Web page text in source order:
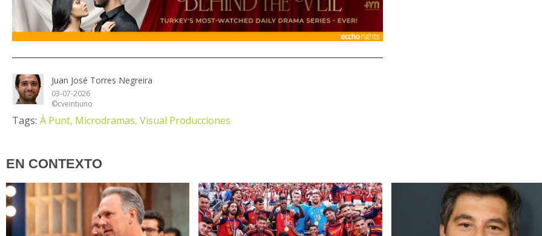
Juan José Torres Negreira
03-07-2026
©cveintiuno
Tags: À Punt, Microdramas, Visual Producciones
EN CONTEXTO